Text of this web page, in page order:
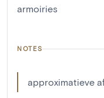
armoiries
NOTES
approximatieve